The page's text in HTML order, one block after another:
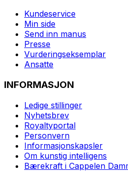
Kundeservice
Min side
Send inn manus
Presse
Vurderingseksemplar
Ansatte
INFORMASJON
Ledige stillinger
Nyhetsbrev
Royaltyportal
Personvern
Informasjonskapsler
Om kunstig intelligens
Bærekraft i Cappelen